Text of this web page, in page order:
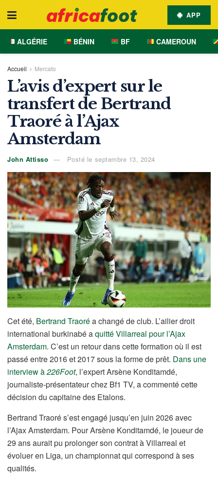
APP
ALGÉRIE BÉNIN BF CAMEROUN
Accueil Mercato
L’avis d’expert sur le
transfert de Bertrand
Traoré à l’Ajax
Amsterdam
John Attisso Posté le septembre 13, 2024
Cet été, Bertrand Traoréa changé de club. L’ailier droit
international burkinabé aquitté Villarreal pour l’Ajax
Amsterdam. C’est un retour dans cette formation où il est
passé entre 2016 et 2017 sous la forme de prêt. Dans une
interview à226Foot, l’expert Arsène Konditamdé,
journaliste-présentateur chez Bf1 TV, a commenté cette
décision du capitaine des Etalons.
Bertrand Traoré s’est engagé jusqu’en juin 2026 avec
l’Ajax Amsterdam. Pour Arsène Konditamdé, le joueur de
29 ans aurait pu prolonger son contrat à Villarreal et
évoluer en Liga, un championnat qui correspond à ses
qualités.